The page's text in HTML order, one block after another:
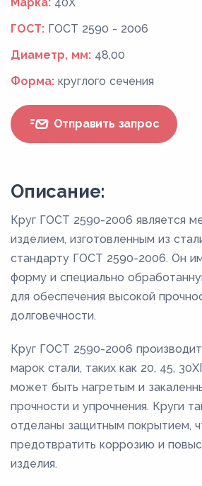
ГОСТ: ГОСТ 2590 - 2006
Диаметр, мм: 48,00
Форма: круглого сечения
Отправить запрос
Описание:
Круг ГОСТ 2590-2006 является
изделием, изготовленным из
стандарту ГОСТ 2590-2006. Он
форму и специально
для обеспечения высокой
долговечности.
Круг ГОСТ 2590-2006
марок стали, таких как 20, 45,
может быть нагретым и
прочности и упрочнения. Круги
отделаны защитным покрытием,
предотвратить коррозию и
изделия.